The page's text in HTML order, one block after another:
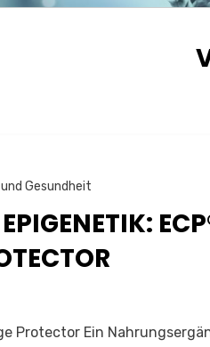
:
Gesundheit
Protector Ein